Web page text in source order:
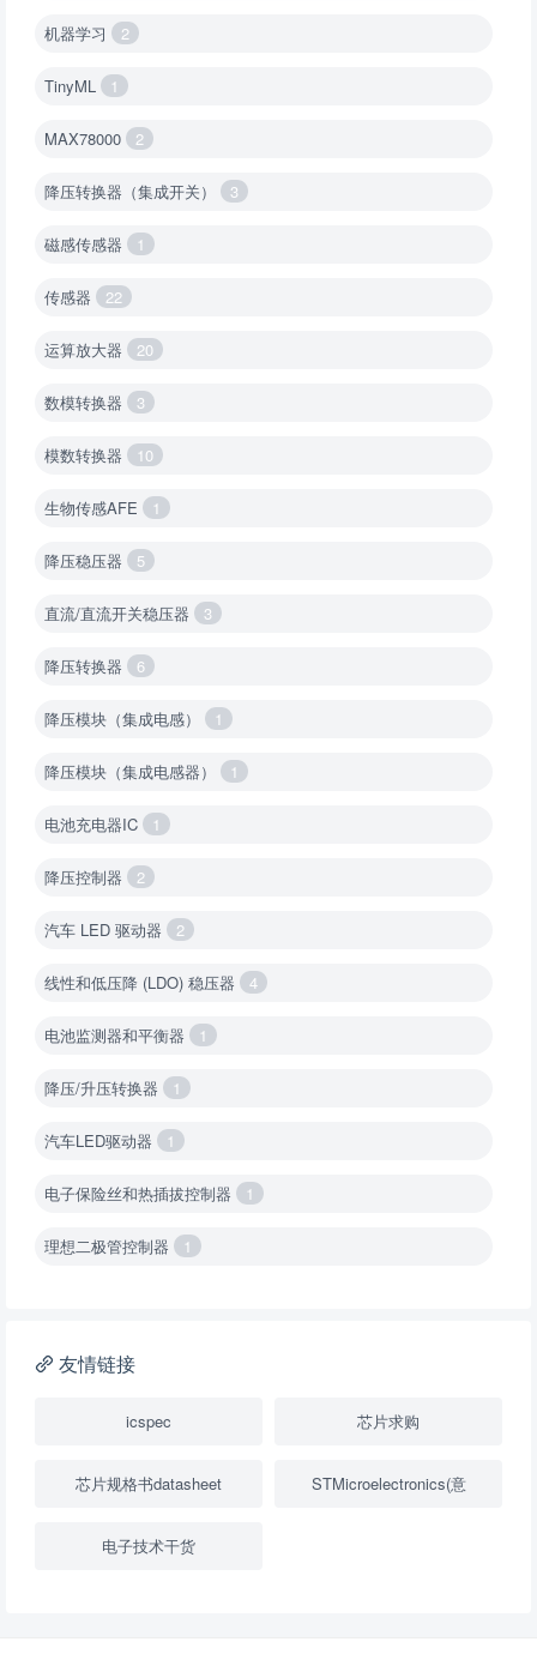
机器学习 2
TinyML 1
MAX78000 2
降压转换器（集成开关） 3
磁感传感器 1
传感器 22
运算放大器 20
数模转换器 3
模数转换器 10
生物传感AFE 1
降压稳压器 5
直流/直流开关稳压器 3
降压转换器 6
降压模块（集成电感） 1
降压模块（集成电感器） 1
电池充电器IC 1
降压控制器 2
汽车 LED 驱动器 2
线性和低压降 (LDO) 稳压器 4
电池监测器和平衡器 1
降压/升压转换器 1
汽车LED驱动器 1
电子保险丝和热插拔控制器 1
理想二极管控制器 1
降压转换器（继承开关）
USB隔离器 1
友情链接
icspec 芯片求购
芯片规格书datasheet STMicroelectronics(意
电子技术干货